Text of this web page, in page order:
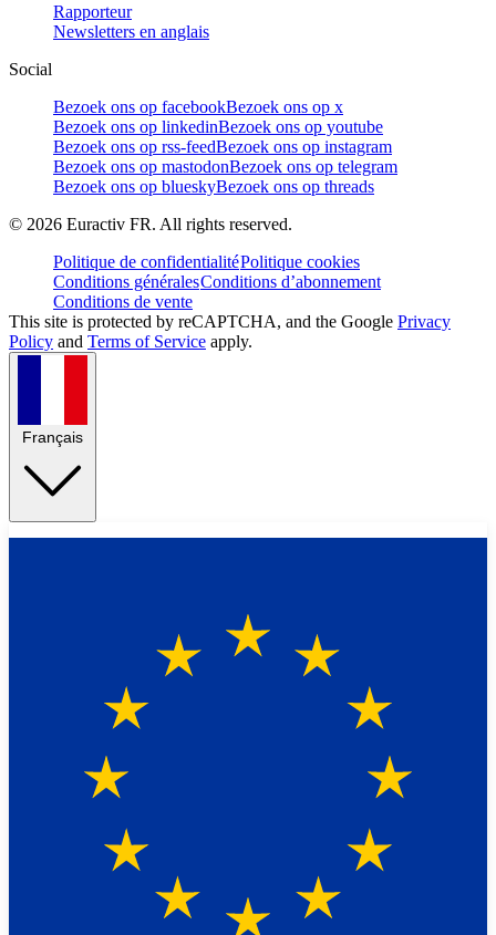
Rapporteur
Newsletters en anglais
Social
Bezoek ons op facebookBezoek ons op x
Bezoek ons op linkedinBezoek ons op youtube
Bezoek ons op rss-feedBezoek ons op instagram
Bezoek ons op mastodonBezoek ons op telegram
Bezoek ons op blueskyBezoek ons op threads
© 2026 Euractiv FR. All rights reserved.
Politique de confidentialitéPolitique cookies
Conditions généralesConditions d’abonnement
Conditions de vente
This site is protected by reCAPTCHA, and the Google Privacy
Policy and Terms of Service apply.
Français